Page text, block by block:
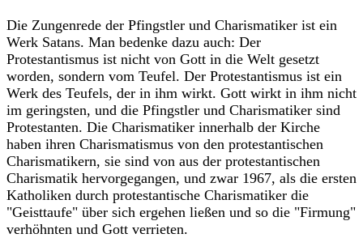
Die Zungenrede der Pfingstler und Charismatiker ist ein
Werk Satans. Man bedenke dazu auch: Der
Protestantismus ist nicht von Gott in die Welt gesetzt
worden, sondern vom Teufel. Der Protestantismus ist ein
Werk des Teufels, der in ihm wirkt. Gott wirkt in ihm nicht
im geringsten, und die Pfingstler und Charismatiker sind
Protestanten. Die Charismatiker innerhalb der Kirche
haben ihren Charismatismus von den protestantischen
Charismatikern, sie sind von aus der protestantischen
Charismatik hervorgegangen, und zwar 1967, als die ersten
Katholiken durch protestantische Charismatiker die
"Geisttaufe" über sich ergehen ließen und so die "Firmung"
verhöhnten und Gott verrieten.